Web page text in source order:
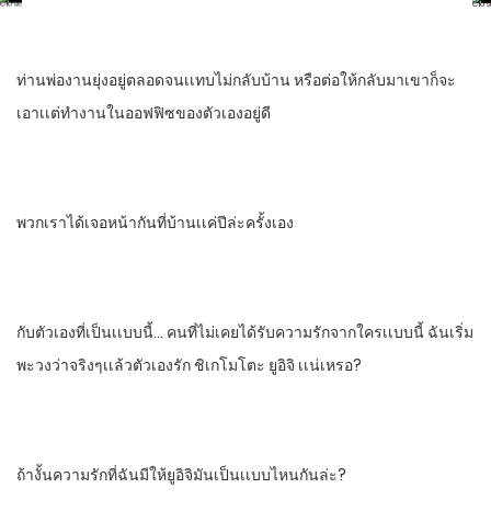
ท่านพ่องานยุ่งอยู่ตลอดจนเเทบไม่กลับบ้าน​ หรือต่อให้กลับมา​เขาก็จะ
เอาเเต่ทํางานในออฟฟิซ​ของตัวเองอยู่ดี
พวกเราได้เจอหน้ากันที่บ้านเเค่ปีล่ะครั้งเอง
กับตัวเองที่เป็นเเบบนี้… คนที่ไม่เคยได้รับความรักจากใครเเบบนี้​ ฉันเริ่ม
พะวงว่าจริงๆเเล้วตัวเองรัก​ ชิเกโมโตะ​ ยูอิจิ​ เเน่เหรอ?
ถ้างั้นความรักที่ฉันมีให้ยูอิจิมันเป็นเเบบไหนกันล่ะ?